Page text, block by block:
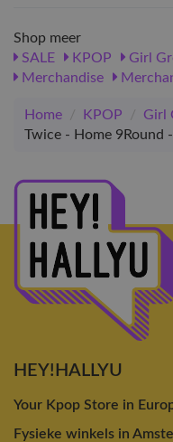
Shop meer
SALE
KPOP Girl
Merchandise
Home / KPOP / Girl
Twice - Home 9Round
HEY!HALLYU
Your Kpop Store in
Fysieke winkels in